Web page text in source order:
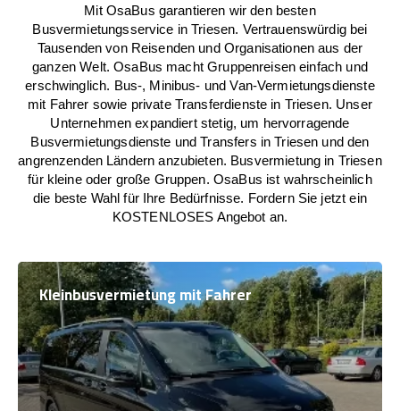
Mit OsaBus garantieren wir den besten
Busvermietungsservice in Triesen. Vertrauenswürdig bei
Tausenden von Reisenden und Organisationen aus der
ganzen Welt. OsaBus macht Gruppenreisen einfach und
erschwinglich. Bus-, Minibus- und Van-Vermietungsdienste
mit Fahrer sowie private Transferdienste in Triesen. Unser
Unternehmen expandiert stetig, um hervorragende
Busvermietungsdienste und Transfers in Triesen und den
angrenzenden Ländern anzubieten. Busvermietung in Triesen
für kleine oder große Gruppen. OsaBus ist wahrscheinlich
die beste Wahl für Ihre Bedürfnisse. Fordern Sie jetzt ein
KOSTENLOSES Angebot an.
Kleinbusvermietung mit Fahrer